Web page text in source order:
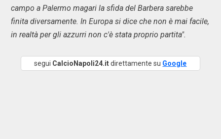
campo a Palermo magari la sfida del Barbera sarebbe
finita diversamente. In Europa si dice che non è mai facile,
in realtà per gli azzurri non c'è stata proprio partita".
segui CalcioNapoli24.itdirettamente su Google